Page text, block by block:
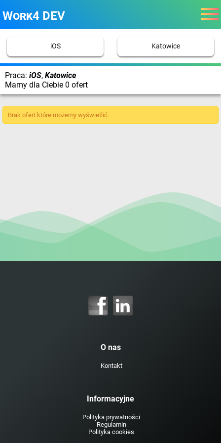
Work4 DEV
iOS Katowice
Praca: iOS, Katowice
Mamy dla Ciebie 0 ofert
Brak ofert które możemy wyświetlić.
O nas
Kontakt
Informacyjne
Polityka prywatności
Regulamin
Polityka cookies